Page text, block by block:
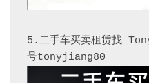
5.二手车买卖租赁找